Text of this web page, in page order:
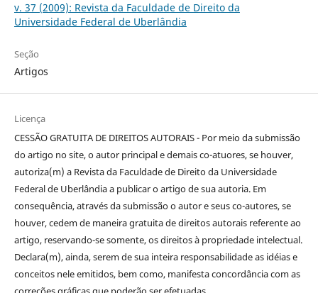
v. 37 (2009): Revista da Faculdade de Direito da
Universidade Federal de Uberlândia
Seção
Artigos
Licença
CESSÃO GRATUITA DE DIREITOS AUTORAIS - Por meio da submissão
do artigo no site, o autor principal e demais co-atuores, se houver,
autoriza(m) a Revista da Faculdade de Direito da Universidade
Federal de Uberlândia a publicar o artigo de sua autoria. Em
consequência, através da submissão o autor e seus co-autores, se
houver, cedem de maneira gratuita de direitos autorais referente ao
artigo, reservando-se somente, os direitos à propriedade intelectual.
Declara(m), ainda, serem de sua inteira responsabilidade as idéias e
conceitos nele emitidos, bem como, manifesta concordância com as